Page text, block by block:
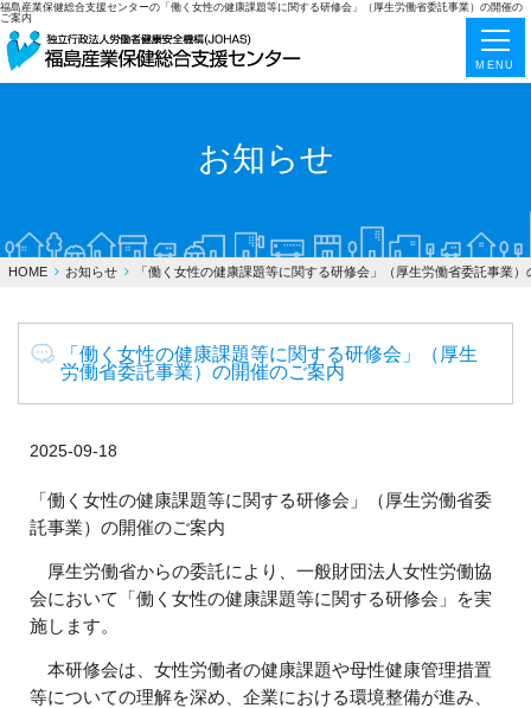
福島産業保健総合支援センターの「働く女性の健康課題等に関する研修会」（厚生労働省委託事業）の開催の
ご案内
MENU
お知らせ
HOME お知らせ 「働く女性の健康課題等に関する研修会」（厚生労働省委託事業
「働く女性の健康課題等に関する研修会」（厚生
労働省委託事業）の開催のご案内
2025-09-18
「働く女性の健康課題等に関する研修会」（厚生労働省委
託事業）の開催のご案内
厚生労働省からの委託により、一般財団法人女性労働協
会において「働く女性の健康課題等に関する研修会」を実
施します。
本研修会は、女性労働者の健康課題や母性健康管理措置
等についての理解を深め、企業における環境整備が進み、